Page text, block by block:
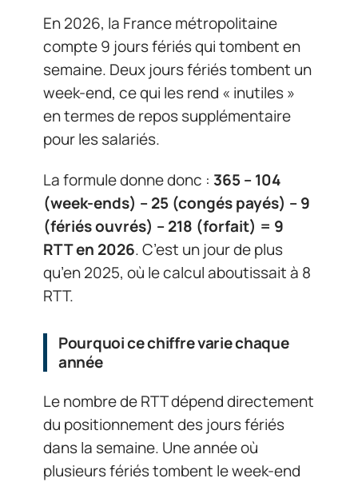
En 2026, la France métropolitaine
compte 9 jours fériés qui tombent en
semaine. Deux jours fériés tombent un
week-end, ce qui les rend « inutiles »
en termes de repos supplémentaire
pour les salariés.
La formule donne donc : 365 – 104
(week-ends) – 25 (congés payés) – 9
(fériés ouvrés) – 218 (forfait) = 9
RTT en 2026. C’est un jour de plus
qu’en 2025, où le calcul aboutissait à 8
RTT.
Pourquoi ce chiffre varie chaque
année
Le nombre de RTT dépend directement
du positionnement des jours fériés
dans la semaine. Une année où
plusieurs fériés tombent le week-end